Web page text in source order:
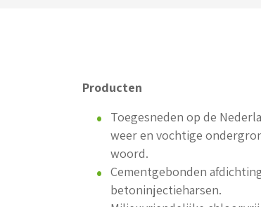
Producten
Toegesneden op de
weer en vochtige
woord.
Cementgebonden
betoninjectieharsen.